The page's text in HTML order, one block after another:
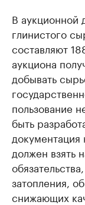
В аукционной
глинистого
составляют
аукциона
добывать
пользование
быть
должен взять
затопления,
снижающих